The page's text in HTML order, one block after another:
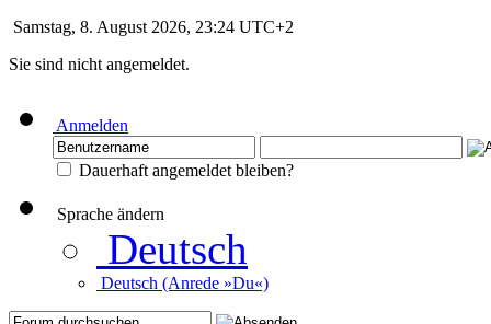
Samstag, 8. August 2026, 23:24 UTC+2
Sie sind nicht angemeldet.
Anmelden
Dauerhaft angemeldet bleiben?
Sprache ändern
Deutsch
Deutsch (Anrede »Du«)